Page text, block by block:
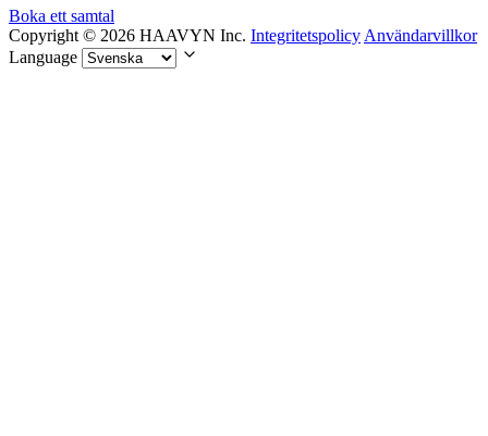
Boka ett samtal
Copyright © 2026 HAAVYN Inc. Integritetspolicy Användarvillkor
Language